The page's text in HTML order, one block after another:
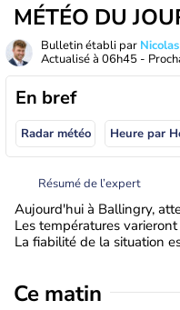
MÉTÉO DU
Bulletin établi par
Actualisé à 06h45 -
En bref
Radar météo Heure par
Résumé de l’expert
Aujourd'hui à Ballingry,
Les températures
La fiabilité de la situation
Ce matin